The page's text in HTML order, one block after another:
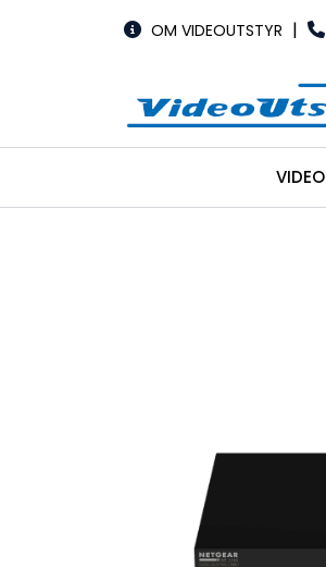
OM VIDEOUTSTYR |
VIDEO